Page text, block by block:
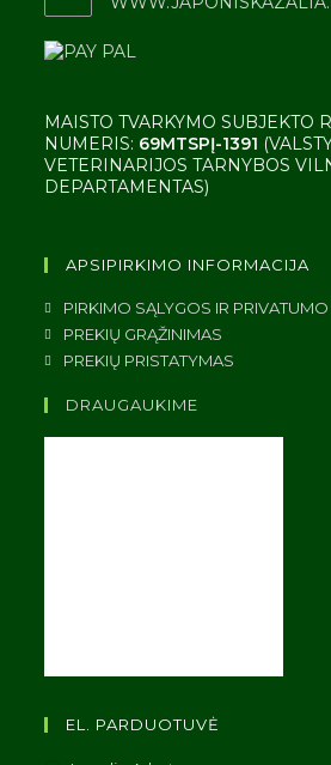
MAISTO TVARKYMO SUBJEKTO
NUMERIS: 69MTSPĮ-1391
VETERINARIJOS TARNYBOS
DEPARTAMENTAS)
APSIPIRKIMO INFORMACIJA
PIRKIMO SĄLYGOS IR
PREKIŲ GRĄŽINIMAS
PREKIŲ PRISTATYMAS
DRAUGAUKIME
EL. PARDUOTUVĖ